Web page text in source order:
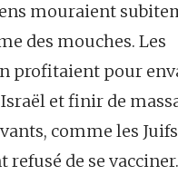
mouraient
des mouches. Les
profitaient pour
et finir de
comme les Juifs
refusé de se vacciner.